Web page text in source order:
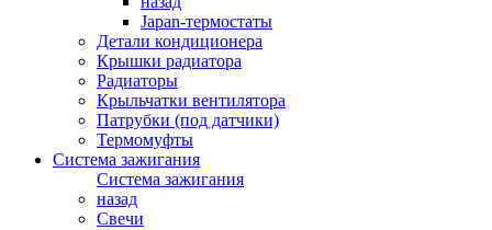
Japan-термостаты
Детали кондиционера
Крышки радиатора
Радиаторы
Крыльчатки вентилятора
Патрубки (под датчики)
Термомуфты
Система зажигания
Система зажигания
назад
Свечи